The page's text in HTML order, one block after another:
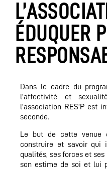
ÉDUQUER
Dans le cadre du
l’affectivité et
l’association RES’P est
seconde.
Le but de cette
construire et savoir qui
qualités, ses forces et
son estime de soi et lui